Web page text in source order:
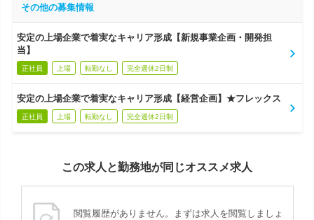
その他の募集情報
安定の上場企業で着実なキャリア形成【新規事業企画・開発担
当】
正社員 上場 転勤なし 完全週休2日制
安定の上場企業で着実なキャリア形成【経営企画】★フレックス
正社員 上場 転勤なし 完全週休2日制
この求人と勤務地が同じオススメ求人
閲覧履歴がありません。まずは求人を閲覧しましょ